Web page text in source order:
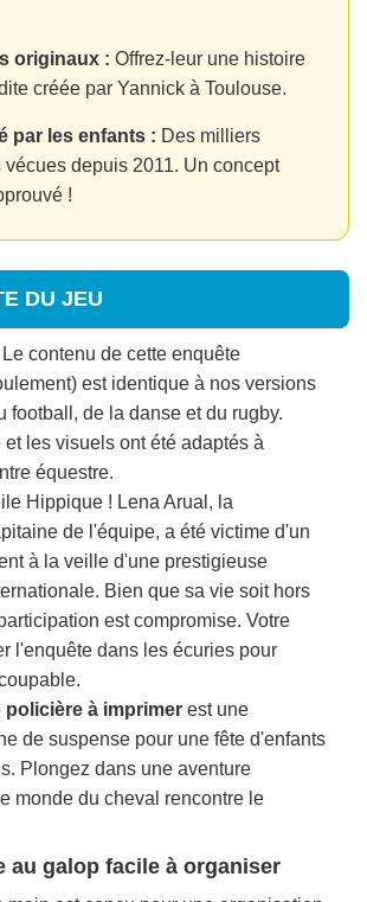
originaux : Offrez-leur une histoire
créée par Yannick à Toulouse.
par les enfants : Des milliers
vécues depuis 2011. Un concept
!
DU JEU
Le contenu de cette enquête
est identique à nos versions
football, de la danse et du rugby.
les visuels ont été adaptés à
équestre.
Hippique ! Lena Arual, la
de l'équipe, a été victime d'un
à la veille d'une prestigieuse
Bien que sa vie soit hors
est compromise. Votre
l'enquête dans les écuries pour
policière à imprimer est une
de suspense pour une fête d'enfants
Plongez dans une aventure
monde du cheval rencontre le
au galop facile à organiser